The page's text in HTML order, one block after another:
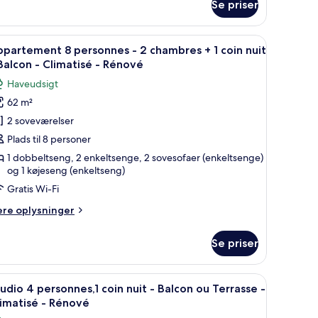
Se priser
stole, et køkkenområde med mikroovn samt en balkon med bord og
Et hotelværelse med spiseplads, sofa,
12
8 personnes - 2 chambres + 1 coin nuit
- Climatisé - Rénové
Haveudsigt
62 m²
2 soveværelser
Plads til 8 personer
1 dobbeltseng, 2 enkeltsenge, 2 sovesofaer (enkeltsenge)
og 1 køjeseng (enkeltseng)
Gratis Wi-Fi
oplysninger
Se priser
er synligt. En moderne stue med spiseområde, sofa og
9
4 personnes,1 coin nuit - Balcon ou Terrasse -
- Rénové